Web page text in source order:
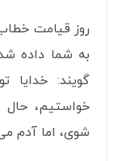
روز قیامت
به شما داده
گویند: خدایا
خواستیم،
شوی، اما آدم